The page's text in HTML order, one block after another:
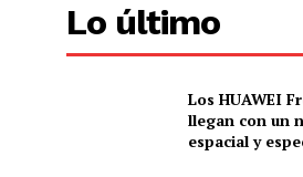
Lo último
Los HUAWEI
llegan con un
espacial y